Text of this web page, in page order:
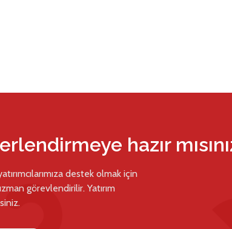
hazır
destek olmak için
görevlendirilir. Yatırım